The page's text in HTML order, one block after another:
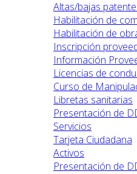
Altas/bajas
Habilitación de
Habilitación de
Inscripción
Información
Licencias de
Curso de
Libretas sanitarias
Presentación de
Servicios
Tarjeta Ciudadana
Activos
Presentación de